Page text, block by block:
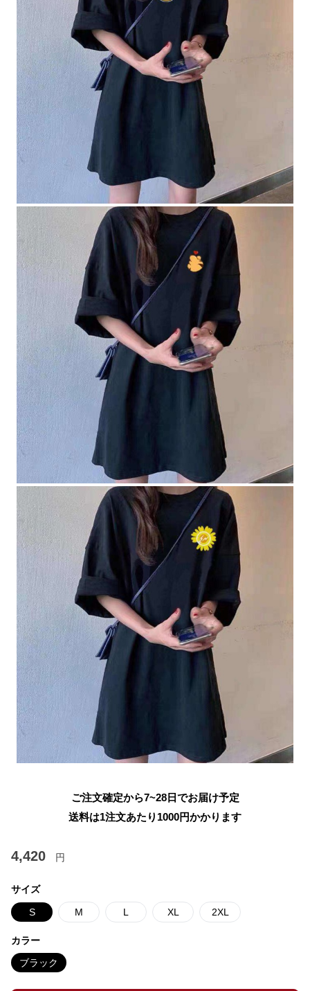
ご注文確定から7~28日でお届け予定
送料は1注文あたり 1000円かかります
4,420 円
サイズ
S M L XL 2XL
カラー
ブラック